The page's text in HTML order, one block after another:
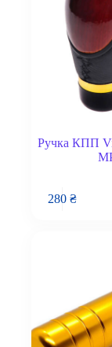
Ручка КПП
280 ₴